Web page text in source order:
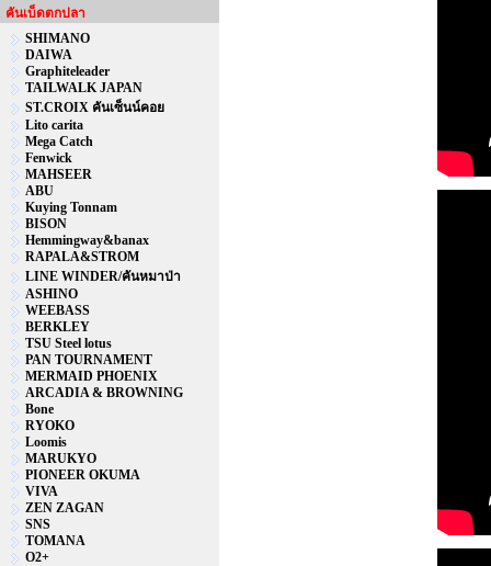
คันเบ็ดตกปลา
SHIMANO
DAIWA
Graphiteleader
TAILWALK JAPAN
ST.CROIX คันเซ็นน์คอย
Lito carita
Mega Catch
Fenwick
MAHSEER
ABU
Kuying Tonnam
BISON
Hemmingway&banax
RAPALA&STROM
LINE WINDER/คันหมาป่า
ASHINO
WEEBASS
BERKLEY
TSU Steel lotus
PAN TOURNAMENT
MERMAID PHOENIX
ARCADIA & BROWNING
Bone
RYOKO
Loomis
MARUKYO
PIONEER OKUMA
VIVA
ZEN ZAGAN
SNS
TOMANA
O2+